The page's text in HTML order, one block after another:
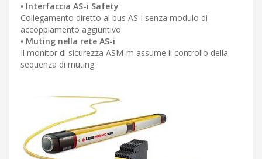
• Interfaccia AS-i Safety
Collegamento diretto al bus AS-i senza modulo di
accoppiamento aggiuntivo
• Muting nella rete AS-i
Il monitor di sicurezza ASM-m assume il controllo della
sequenza di muting